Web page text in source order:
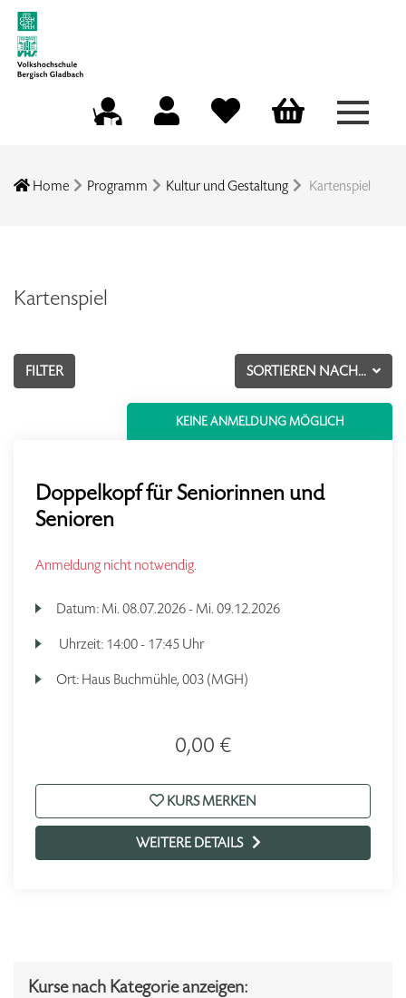
Menü
Home Programm Kultur und Gestaltung Kartenspiel
Kartenspiel
SORTIEREN NACH...
FILTER
KEINE ANMELDUNG MÖGLICH
Doppelkopf für Seniorinnen und
Senioren
Anmeldung nicht notwendig.
Datum: Mi. 08.07.2026 - Mi. 09.12.2026
Uhrzeit: 14:00 - 17:45 Uhr
Ort: Haus Buchmühle, 003 (MGH)
0,00 €
KURS MERKEN
WEITERE DETAILS
Kurse nach Kategorie anzeigen: